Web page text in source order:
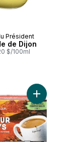
Président
de Dijon
$/100ml
Chicago au
Ajouter